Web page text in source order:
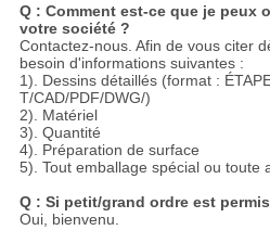
Q : Comment est-ce que je peux
votre société ?
Contactez-nous. Afin de vous citer
besoin d'informations suivantes :
1). Dessins détaillés (format :
T/CAD/PDF/DWG/)
2). Matériel
3). Quantité
4). Préparation de surface
5). Tout emballage spécial ou toute
Q : Si petit/grand ordre est
Oui, bienvenu.